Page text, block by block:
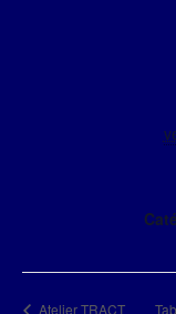
Atelier TRACT